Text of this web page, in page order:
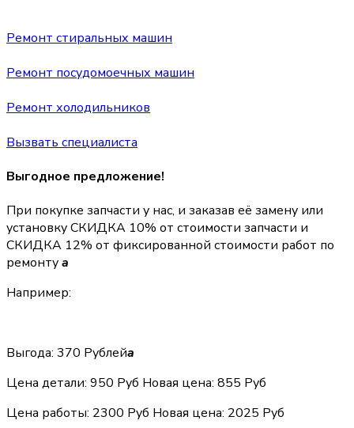
Ремонт стиральных машин
Ремонт посудомоечных машин
Ремонт холодильников
Вызвать специалиста
Выгодное предложение!
При покупке запчасти у нас, и заказав её замену или
установкуСКИДКА 10% от стоимости запчасти и
СКИДКА 12% от фиксированной стоимости работ по
ремонтуa
Например:
Выгода: 370 Рублейa
Цена детали: 950 Руб Новая цена: 855 Руб
Цена работы: 2300 Руб Новая цена: 2025 Руб